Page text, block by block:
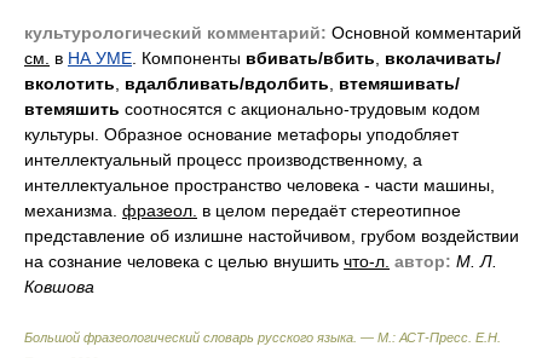
культурологический комментарий: Основной комментарий
см.
в НА УМЕ . Компоненты вбивать/вбить
вколачивать/
вколотить
вдалбливать/вдолбить
втемяшивать/
втемяшить соотносятся с акционально-трудовым кодом
культуры. Образное основание метафоры уподобляет
интеллектуальный процесс производственному, а
интеллектуальное пространство человека - части машины,
механизма. фразеол. в целом передаёт стереотипное
представление об излишне настойчивом, грубом воздействии
на сознание человека с целью внушить что-л. автор: М. Л.
Ковшова
Большой фразеологический словарь русского языка. — М.: АСТ-Пресс Е.Н.